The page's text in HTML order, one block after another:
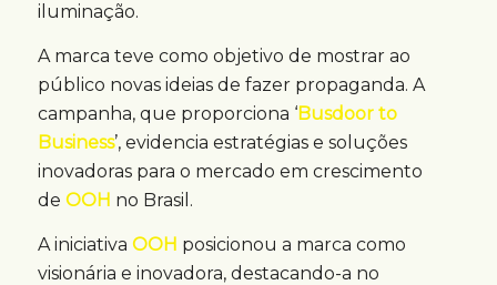
iluminação.
A marca teve como objetivo de mostrar ao
público novas ideias de fazer propaganda. A
campanha, que proporciona ‘Busdoor to
Business’, evidencia estratégias e soluções
inovadoras para o mercado em crescimento
de OOH no Brasil.
A iniciativa OOH posicionou a marca como
visionária e inovadora, destacando-a no